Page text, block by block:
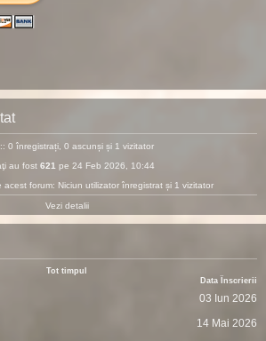
0 înregistrați, 0 ascunși și 1 vizitator
au fost 621 pe 24 Feb 2026, 10:44
forum: Niciun utilizator înregistrat și 1 vizitator
Vezi detalii
Tot timpul
Data Înscrierii
03 Iun 2026
14 Mai 2026